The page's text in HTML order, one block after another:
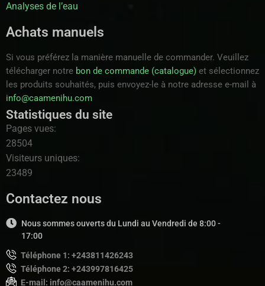
Analyses de l’eau
Achats manuels
Si vous préférez la manière manuelle de commander. Veuillez
télécharger notre bon de commande (catalogue) et sélectionnez
les produits souhaités, puis envoyez-le à notre adresse e-mail à
info@caamenihu.com
Statistiques du site
Pages vues:
28504
Visiteurs uniques:
23489
Contactez nous
Nous sommes ouverts du Lundi au Vendredi de 8:00 -
17:00
Téléphone 1: +243811426243
Téléphone 2: +243997816425
E-mail: info@caamenihu.com